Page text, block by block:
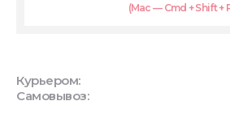
(Mac — Cmd + Shift +
Курьером:
Самовывоз: